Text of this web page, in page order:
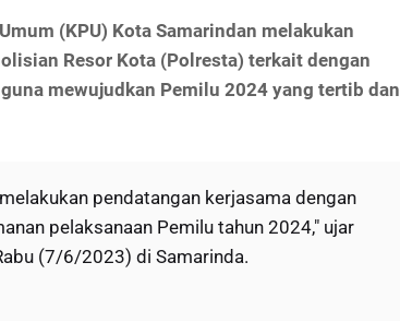
(KPU) Kota Samarindan melakukan
Resor Kota (Polresta) terkait dengan
mewujudkan Pemilu 2024 yang tertib dan
pendatangan kerjasama dengan
pelaksanaan Pemilu tahun 2024," ujar
(7/6/2023) di Samarinda.